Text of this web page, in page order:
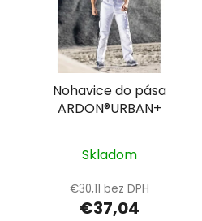
Nohavice do pása
ARDON®URBAN+
Skladom
€30,11 bez DPH
€37,04